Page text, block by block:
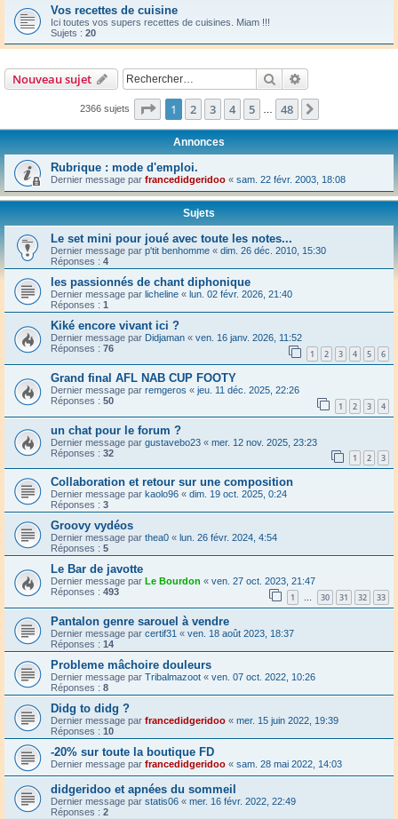
Vos recettes de cuisine
Ici toutes vos supers recettes de cuisines. Miam !!!
Sujets : 20
Nouveau sujet Rechercher
2366 sujets Page 1sur48
1 2 3 4 5 … 48
Annonces
Rubrique : mode d'emploi.
Dernier message par francedidgeridoo « sam. 22 févr. 2003, 18:08
Sujets
Le set mini pour joué avec toute les notes...
Dernier message par p'tit benhomme « dim. 26 déc. 2010, 15:30
Réponses : 4
les passionnés de chant diphonique
Dernier message par licheline « lun. 02 févr. 2026, 21:40
Réponses : 1
Kiké encore vivant ici ?
Dernier message par Didjaman « ven. 16 janv. 2026, 11:52
Réponses : 76 1 2 3 4 5 6
Grand final AFL NAB CUP FOOTY
Dernier message par remgeros « jeu. 11 déc. 2025, 22:26
Réponses : 50 1 2 3 4
un chat pour le forum ?
Dernier message par gustavebo23 « mer. 12 nov. 2025, 23:23
Réponses : 32 1 2 3
Collaboration et retour sur une composition
Dernier message par kaolo96 « dim. 19 oct. 2025, 0:24
Réponses : 3
Groovy vydéos
Dernier message par thea0 « lun. 26 févr. 2024, 4:54
Réponses : 5
Le Bar de javotte
Dernier message par Le Bourdon « ven. 27 oct. 2023, 21:47
Réponses : 493 1 … 30 31 32 33
Pantalon genre sarouel à vendre
Dernier message par certif31 « ven. 18 août 2023, 18:37
Réponses : 14
Probleme mâchoire douleurs
Dernier message par Tribalmazoot « ven. 07 oct. 2022, 10:26
Réponses : 8
Didg to didg ?
Dernier message par francedidgeridoo « mer. 15 juin 2022, 19:39
Réponses : 10
-20% sur toute la boutique FD
Dernier message par francedidgeridoo « sam. 28 mai 2022, 14:03
didgeridoo et apnées du sommeil
Dernier message par statis06 « mer. 16 févr. 2022, 22:49
Réponses : 2